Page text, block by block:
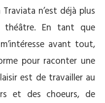
n’est déjà plus
En tant que
avant tout,
pour raconter une
est de travailler au
et des choeurs, de